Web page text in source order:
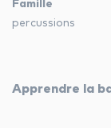
les
Famille
percussions
Apprendre la